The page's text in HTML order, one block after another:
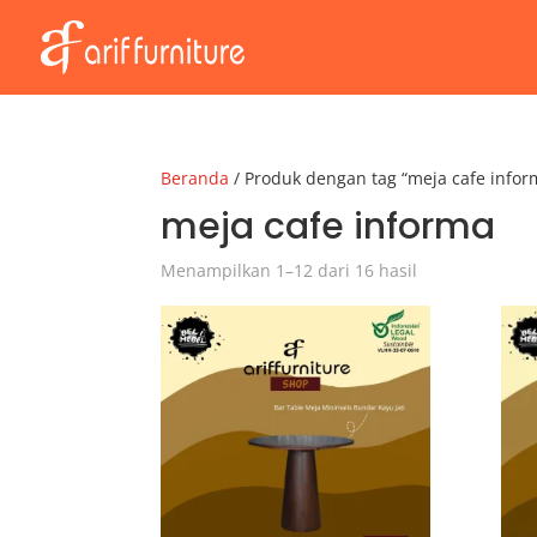
Beranda / Produk dengan tag “meja cafe
meja cafe informa
Menampilkan 1–12 dari 16 hasil